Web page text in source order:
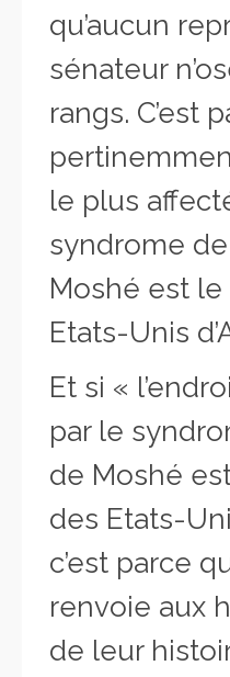
qu’aucun
sénateur
rangs. C’est
le plus
syndrome
Moshé est
Etats-Unis
Et si «
par le
de Moshé
des Etats-
c’est parce
renvoie aux
de leur